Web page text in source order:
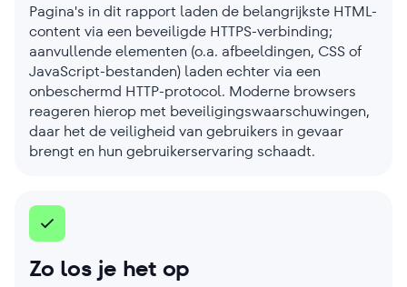
Pagina's in dit rapport laden de belangrijkste HTML-
content via een beveiligde HTTPS-verbinding;
aanvullende elementen (o.a. afbeeldingen, CSS of
JavaScript-bestanden) laden echter via een
onbeschermd HTTP-protocol. Moderne browsers
reageren hierop met beveiligingswaarschuwingen,
daar het de veiligheid van gebruikers in gevaar
brengt en hun gebruikerservaring schaadt.
Zo los je het op